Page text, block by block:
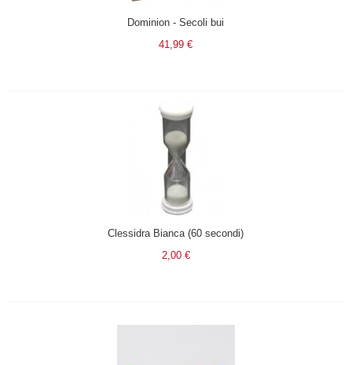
Dominion - Secoli bui
41,99 €
Clessidra Bianca (60 secondi)
2,00 €